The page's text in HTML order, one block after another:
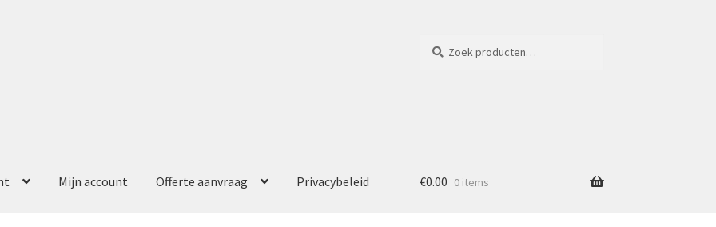
naar:
Mijn account Offerte aanvraag Privacybeleid €0.00 0 items